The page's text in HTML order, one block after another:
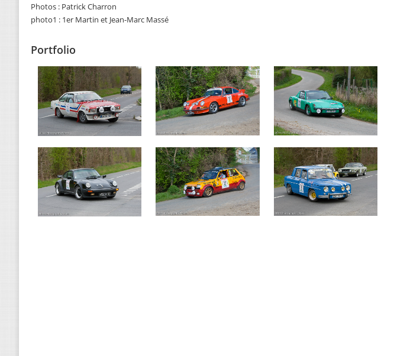
Photos : Patrick Charron
photo1 : 1er Martin et Jean-Marc Massé
Portfolio